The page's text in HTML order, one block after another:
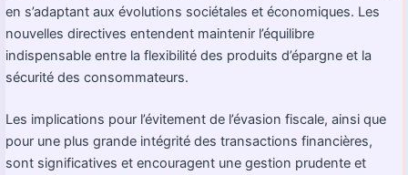
en s’adaptant aux évolutions sociétales et économiques. Les
nouvelles directives entendent maintenir l’équilibre
indispensable entre la flexibilité des produits d’épargne et la
sécurité des consommateurs.
Les implications pour l’évitement de l’évasion fiscale, ainsi que
pour une plus grande intégrité des transactions financières,
sont significatives et encouragent une gestion prudente et